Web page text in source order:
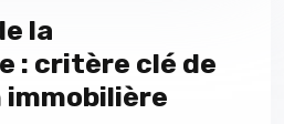
la
: critère clé de
immobilière